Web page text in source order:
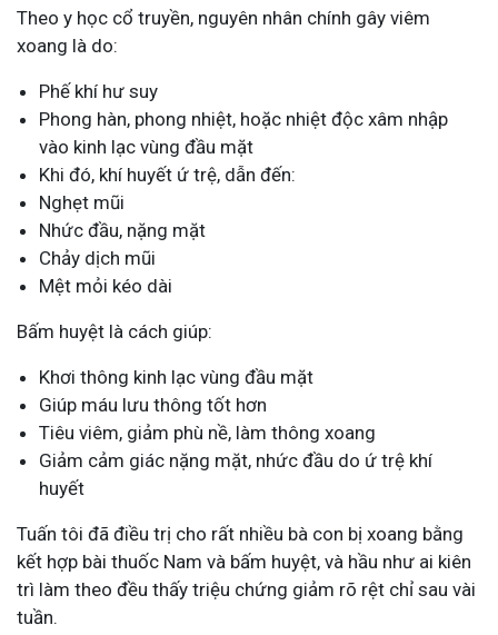
Theo y học cổ truyền, nguyên nhân chính gây viêm
xoang là do:
Phế khí hư suy
Phong hàn, phong nhiệt, hoặc nhiệt độc xâm nhập
vào kinh lạc vùng đầu mặt
Khi đó, khí huyết ứ trệ, dẫn đến:
Nghẹt mũi
Nhức đầu, nặng mặt
Chảy dịch mũi
Mệt mỏi kéo dài
Bấm huyệt là cách giúp:
Khơi thông kinh lạc vùng đầu mặt
Giúp máu lưu thông tốt hơn
Tiêu viêm, giảm phù nề, làm thông xoang
Giảm cảm giác nặng mặt, nhức đầu do ứ trệ khí
huyết
Tuấn tôi đã điều trị cho rất nhiều bà con bị xoang bằng
kết hợp bài thuốc Nam và bấm huyệt, và hầu như ai kiên
trì làm theo đều thấy triệu chứng giảm rõ rệt chỉ sau vài
tuần.